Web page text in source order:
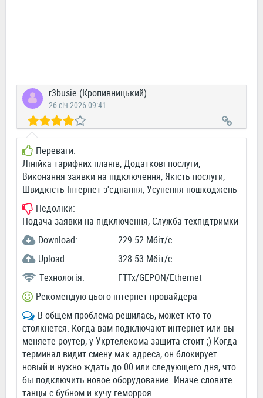
r3busie (Кропивницький)
26 січ 2026 09:41
Переваги:
Лінійка тарифних планів, Додаткові послуги,
Виконання заявки на підключення, Якість послуги,
Швидкість Інтернет з'єднання, Усунення пошкоджень
Недоліки:
Подача заявки на підключення, Служба техпідтримки
Download:
229.52 Мбіт/c
Upload:
328.53 Мбіт/c
Технологія:
FTTx/GEPON/Ethernet
Рекомендую цього інтернет-провайдера
В общем проблема решилась, может кто-то
столкнется. Когда вам подключают интернет или вы
меняете роутер, у Укртелекома защита стоит ;) Когда
терминал видит смену мак адреса, он блокирует
новый и нужно ждать до 00 или следующего дня, что
бы подключить новое оборудование. Иначе словите
танцы с бубном и кучу геморроя.